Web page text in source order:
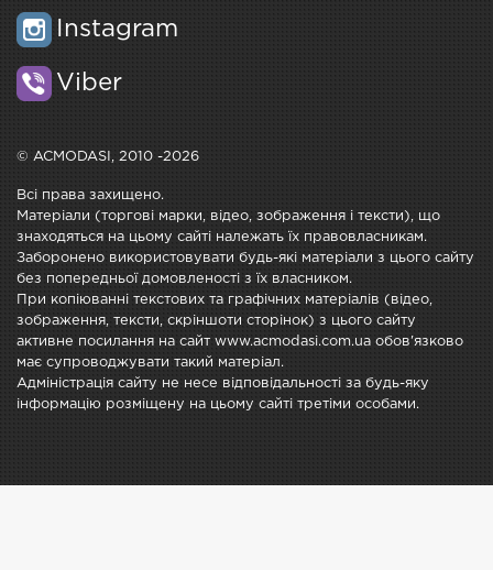
Instagram
Viber
© ACMODASI, 2010 -2026
Всі права захищено.
Матеріали (торгові марки, відео, зображення і тексти), що
знаходяться на цьому сайті належать їх правовласникам.
Заборонено використовувати будь-які матеріали з цього сайту
без попередньої домовленості з їх власником.
При копіюванні текстових та графічних матеріалів (відео,
зображення, тексти, скріншоти сторінок) з цього сайту
активне посилання на сайт www.acmodasi.com.ua обов'язково
має супроводжувати такий матеріал.
Адміністрація сайту не несе відповідальності за будь-яку
інформацію розміщену на цьому сайті третіми особами.